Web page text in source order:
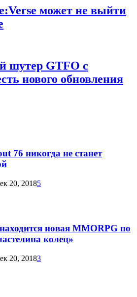
может не выйти
шутер GTFO с
нового обновления
76 никогда не станет
20, 20185
новая MMORPG по
колец»
20, 20183